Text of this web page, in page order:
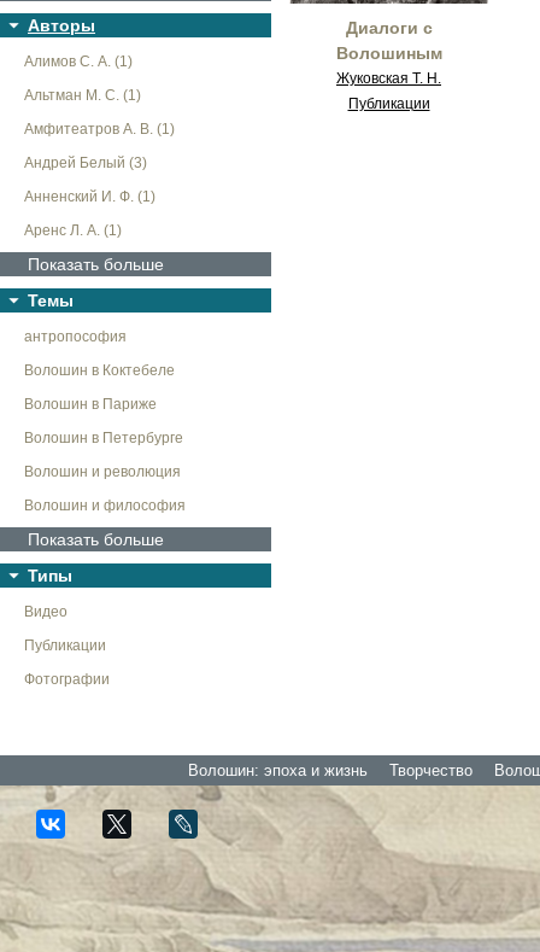
Авторы
Алимов С. А. (1)
Альтман М. С. (1)
Амфитеатров А. В. (1)
Андрей Белый (3)
Анненский И. Ф. (1)
Аренс Л. А. (1)
Показать больше
Темы
антропософия
Волошин в Коктебеле
Волошин в Париже
Волошин в Петербурге
Волошин и революция
Волошин и философия
Показать больше
Типы
Видео
Публикации
Фотографии
Диалоги с
Волошиным
Жуковская Т. Н.
Публикации
Волошин: эпоха и жизнь Творчество